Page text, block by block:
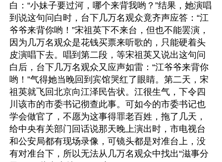
白：“小妹子要过河，哪个来背我哟？”结果，她演唱
到说这句问白时，台下几万名观众竟齐声应答：“江
爷爷来背你哟！”宋祖英下不来台，但也不能罢演，
因为几万名观众是花钱买票来听歌的，只能硬着头
皮演唱下去。唱到第二段，等宋祖英又说出这句问
白后，台下几万名观众又应声如雷：“江爷爷来背你
哟！”气得她当晚回到宾馆哭红了眼睛。第二天，宋
祖英就飞回北京向江泽民告状。江很生气，下令四
川该市的市委书记彻查此事。可如今的市委书记也
学会做官了，不愿为这事得罪老百姓，拖了几天，
给中央有关部门回话说那天晚上演出时，市电视台
和公安局都有现场录像，可镜头都是对准台上，没
有对准台下，所以无法从几万名观众中找出“滋事分